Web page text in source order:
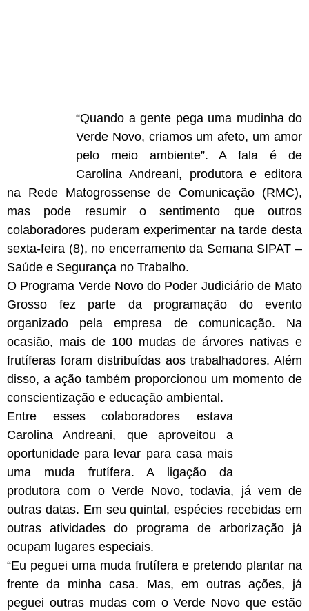
“Quando a gente pega uma mudinha do
Verde Novo, criamos um afeto, um amor
pelo meio ambiente”. A fala é de
Carolina Andreani, produtora e editora
na Rede Matogrossense de Comunicação (RMC),
mas pode resumir o sentimento que outros
colaboradores puderam experimentar na tarde desta
sexta-feira (8), no encerramento da Semana SIPAT –
Saúde e Segurança no Trabalho.
O Programa Verde Novo do Poder Judiciário de Mato
Grosso fez parte da programação do evento
organizado pela empresa de comunicação. Na
ocasião, mais de 100 mudas de árvores nativas e
frutíferas foram distribuídas aos trabalhadores. Além
disso, a ação também proporcionou um momento de
conscientização e educação ambiental.
Entre esses colaboradores estava
Carolina Andreani, que aproveitou a
oportunidade para levar para casa mais
uma muda frutífera. A ligação da
produtora com o Verde Novo, todavia, já vem de
outras datas. Em seu quintal, espécies recebidas em
outras atividades do programa de arborização já
ocupam lugares especiais.
“Eu peguei uma muda frutífera e pretendo plantar na
frente da minha casa. Mas, em outras ações, já
peguei outras mudas com o Verde Novo que estão